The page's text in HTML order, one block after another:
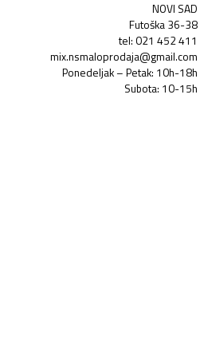
NOVI SAD
Futoška 36-38
tel: 021 452 411
mix.nsmaloprodaja@gmail.com
Ponedeljak – Petak: 10h-18h
Subota: 10-15h